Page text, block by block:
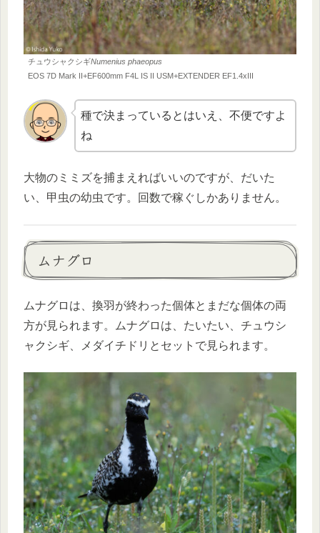
チュウシャクシギNumenius phaeopus
EOS 7D Mark II+EF600mm F4L IS II USM+EXTENDER EF1.4xIII
種で決まっているとはいえ、不便ですよ
ね
大物のミミズを捕まえればいいのですが、だいた
い、甲虫の幼虫です。回数で稼ぐしかありません。
ムナグロ
ムナグロは、換羽が終わった個体とまだな個体の両
方が見られます。ムナグロは、たいたい、チュウシ
ャクシギ、メダイチドリとセットで見られます。